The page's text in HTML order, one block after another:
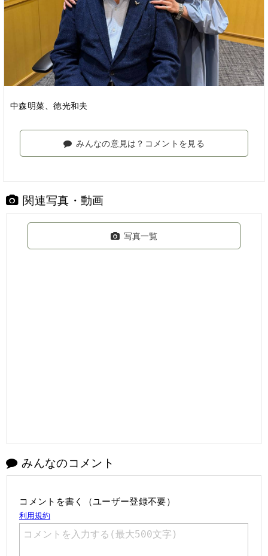
中森明菜、徳光和夫
みんなの意見は？コメントを見る
関連写真・動画
写真一覧
みんなのコメント
コメントを書く（ユーザー登録不要）